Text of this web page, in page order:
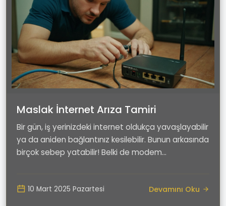
Maslak İnternet Arıza Tamiri
Bir gün, iş yerinizdeki internet oldukça yavaşlayabilir
ya da aniden bağlantınız kesilebilir. Bunun arkasında
birçok sebep yatabilir! Belki de modem...
10 Mart 2025 Pazartesi Devamını Oku